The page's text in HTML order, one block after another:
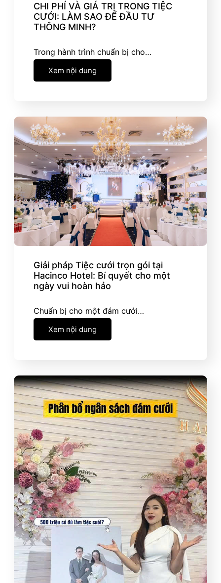
CHI PHÍ VÀ GIÁ TRỊ TRONG TIỆC
CƯỚI: LÀM SAO ĐỂ ĐẦU TƯ
THÔNG MINH?
Trong hành trình chuẩn bị cho…
Xem nội dung
Giải pháp Tiệc cưới trọn gói tại
Hacinco Hotel: Bí quyết cho một
ngày vui hoàn hảo
Chuẩn bị cho một đám cưới…
Xem nội dung